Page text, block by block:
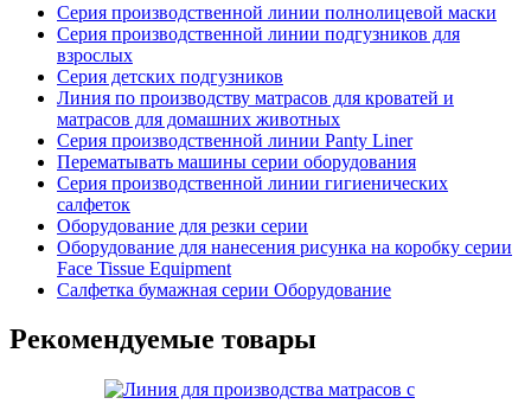
Серия производственной линии полнолицевой маски
Серия производственной линии подгузников для
взрослых
Серия детских подгузников
Линия по производству матрасов для кроватей и
матрасов для домашних животных
Серия производственной линии Panty Liner
Перематывать машины серии оборудования
Серия производственной линии гигиенических
салфеток
Оборудование для резки серии
Оборудование для нанесения рисунка на коробку серии
Face Tissue Equipment
Салфетка бумажная серии Оборудование
Рекомендуемые товары